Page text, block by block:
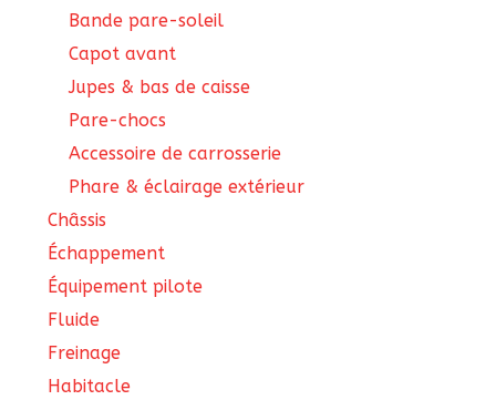
Bande pare-soleil
Capot avant
Jupes & bas de caisse
Pare-chocs
Accessoire de carrosserie
Phare & éclairage extérieur
Châssis
Échappement
Équipement pilote
Fluide
Freinage
Habitacle